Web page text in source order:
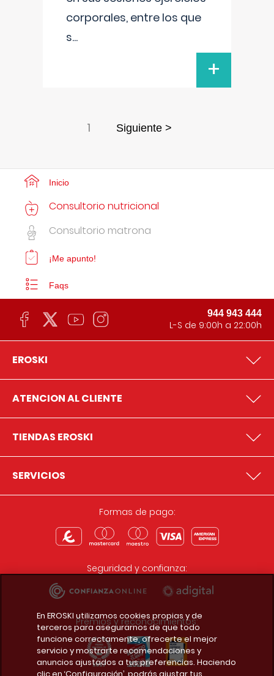
corporales, entre los que
s...
+
1 Siguiente >
Inicio
Consultorio nutricional
Consultorio matrona
¡Me apunto!
Faqs
944 943 444
L-S de 9:00h a 22:00h
EROSKI
ATENCION AL CLIENTE
TIENDAS EROSKI
SERVICIOS
Formas de pago:
Seguridad y confianza:
Premios y reconocimientos:
En EROSKI utilizamos cookies propias y de
terceros para asegurarnos de que todo
funcione correctamente, ofrecerte el mejor
servicio y mostrarte recomendaciones y
anuncios ajustados a tus preferencias. Haciendo
clic en ‘Configuración’, podrás ajustar tus